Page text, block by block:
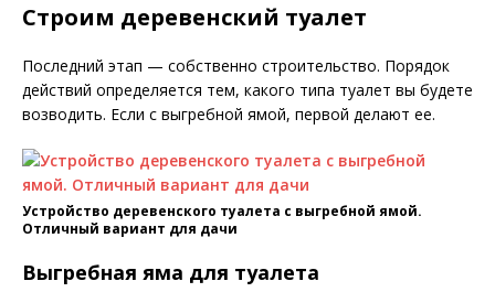
Строим деревенский туалет
Последний этап — собственно строительство. Порядок
действий определяется тем, какого типа туалет вы будете
возводить. Если с выгребной ямой, первой делают ее.
Устройство деревенского туалета с выгребной ямой.
Отличный вариант для дачи
Выгребная яма для туалета